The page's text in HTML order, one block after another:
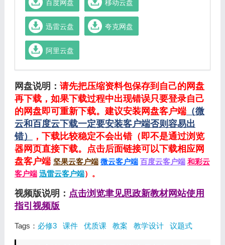
百度网盘 移动云盘
迅雷云盘 夸克网盘
阿里云盘
网盘说明： 请先把压缩资料包保存到自己的网盘
再下载，如果下载过程中出现错误只要登录自己
的网盘即可重新下载。建议安装网盘客户端（微
云和百度云下载一定要安装客户端否则容易出
错）
，下载比较稳定不会出错（即不是通过浏览
器网页直接下载。点击后面链接可以下载相应网
盘客户端 坚果云客户端 微云客户端 百度云客户端 和彩云
客户端 迅雷云客户端）。
视频版说明： 点击浏览聿见思政新教材网站使用
指引视频版
Tags： 必修3 课件 优质课 教案 教学设计 议题式